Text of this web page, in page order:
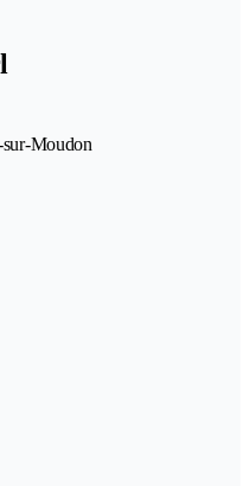
sur-Moudon